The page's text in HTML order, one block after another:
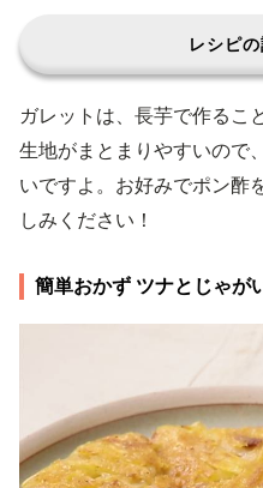
レシピ
ガレットは、長芋で作るこ
生地がまとまりやすいので
いですよ。お好みでポン酢
しみください！
簡単おかず ツナとじゃが